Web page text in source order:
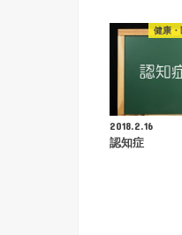
健康・
2018.2.16
認知症